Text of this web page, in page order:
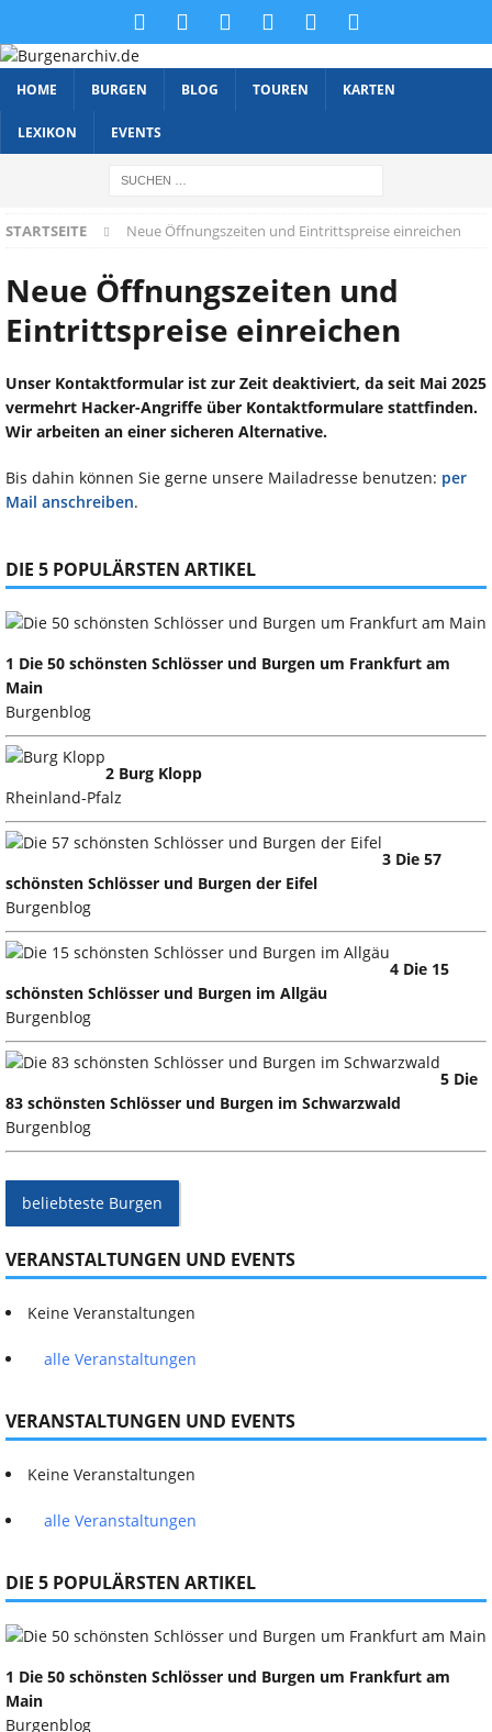
HOME BURGEN BLOG TOUREN KARTEN
LEXIKON EVENTS
STARTSEITE Neue Öffnungszeiten und Eintrittspreise einreichen
Neue Öffnungszeiten und
Eintrittspreise einreichen
Unser Kontaktformular ist zur Zeit deaktiviert, da seit Mai 2025
vermehrt Hacker-Angriffe über Kontaktformulare stattfinden.
Wir arbeiten an einer sicheren Alternative.
Bis dahin können Sie gerne unsere Mailadresse benutzen: per
Mail anschreiben.
DIE 5 POPULÄRSTEN ARTIKEL
1 Die 50 schönsten Schlösser und Burgen um Frankfurt am
Main
Burgenblog
2 Burg Klopp
Rheinland-Pfalz
3 Die 57
schönsten Schlösser und Burgen der Eifel
Burgenblog
4 Die 15
schönsten Schlösser und Burgen im Allgäu
Burgenblog
5 Die
83 schönsten Schlösser und Burgen im Schwarzwald
Burgenblog
beliebteste Burgen
VERANSTALTUNGEN UND EVENTS
Keine Veranstaltungen
alle Veranstaltungen
VERANSTALTUNGEN UND EVENTS
Keine Veranstaltungen
alle Veranstaltungen
DIE 5 POPULÄRSTEN ARTIKEL
1 Die 50 schönsten Schlösser und Burgen um Frankfurt am
Main
Burgenblog